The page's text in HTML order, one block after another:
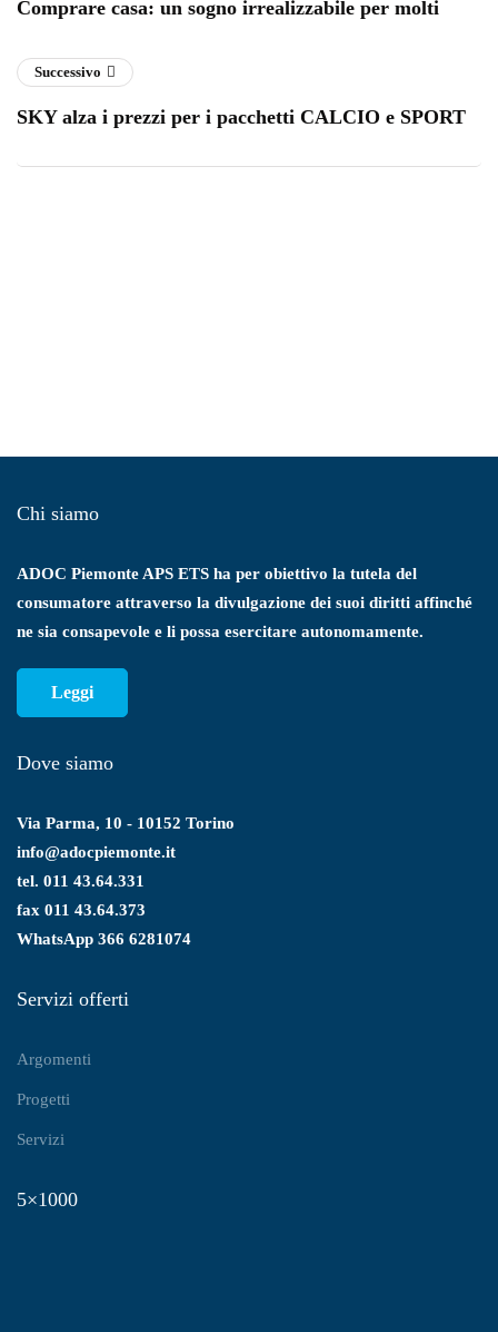
Comprare casa: un sogno irrealizzabile per molti
Successivo
SKY alza i prezzi per i pacchetti CALCIO e SPORT
Chi siamo
ADOC Piemonte APS ETS ha per obiettivo la tutela del
consumatore attraverso la divulgazione dei suoi diritti affinché
ne sia consapevole e li possa esercitare autonomamente.
Leggi
Dove siamo
Via Parma, 10 - 10152 Torino
info@adocpiemonte.it
tel. 011 43.64.331
fax 011 43.64.373
WhatsApp 366 6281074
Servizi offerti
Argomenti
Progetti
Servizi
5×1000